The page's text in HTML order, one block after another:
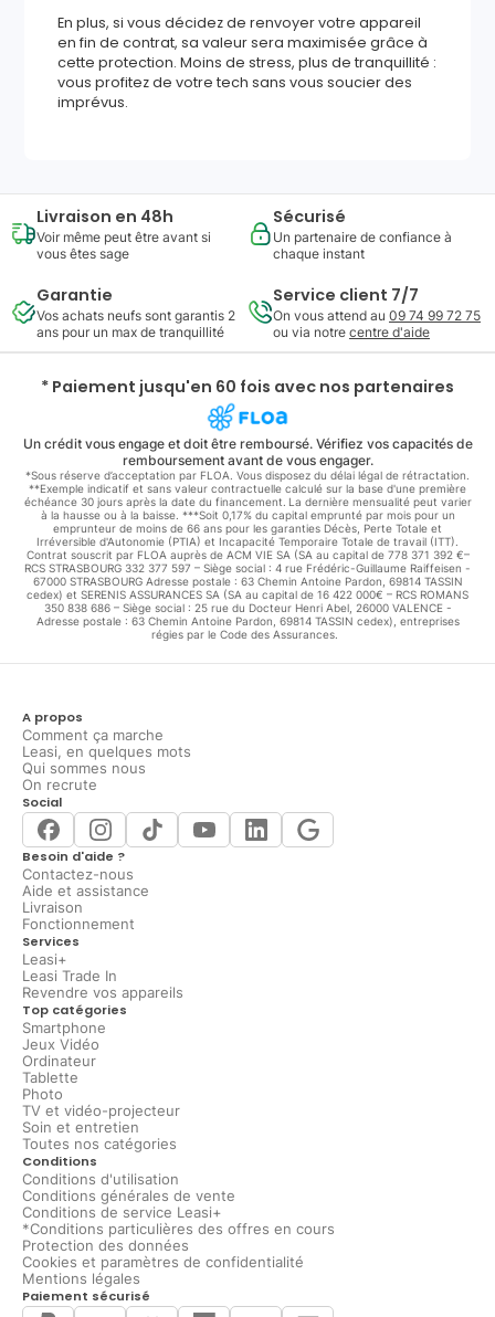
En plus, si vous décidez de renvoyer votre appareil
en fin de contrat, sa valeur sera maximisée grâce à
cette protection. Moins de stress, plus de tranquillité :
vous profitez de votre tech sans vous soucier des
imprévus.
Livraison en 48h
Voir même peut être avant si
vous êtes sage
Sécurisé
Un partenaire de confiance à
chaque instant
Garantie
Vos achats neufs sont garantis 2
ans pour un max de tranquillité
Service client 7/7
On vous attend au 09 74 99 72 75
ou via notre centre d'aide
* Paiement jusqu'en 60 fois avec nos partenaires
Un crédit vous engage et doit être remboursé. Vérifiez vos capacités de
remboursement avant de vous engager.
*Sous réserve d’acceptation par FLOA. Vous disposez du délai légal de rétractation.
**Exemple indicatif et sans valeur contractuelle calculé sur la base d'une première
échéance 30 jours après la date du financement. La dernière mensualité peut varier
à la hausse ou à la baisse. ***Soit 0,17% du capital emprunté par mois pour un
emprunteur de moins de 66 ans pour les garanties Décès, Perte Totale et
Irréversible d'Autonomie (PTIA) et Incapacité Temporaire Totale de travail (ITT).
Contrat souscrit par FLOA auprès de ACM VIE SA (SA au capital de 778 371 392 €–
RCS STRASBOURG 332 377 597 – Siège social : 4 rue Frédéric-Guillaume Raiffeisen -
67000 STRASBOURG Adresse postale : 63 Chemin Antoine Pardon, 69814 TASSIN
cedex) et SERENIS ASSURANCES SA (SA au capital de 16 422 000€ – RCS ROMANS
350 838 686 – Siège social : 25 rue du Docteur Henri Abel, 26000 VALENCE -
Adresse postale : 63 Chemin Antoine Pardon, 69814 TASSIN cedex), entreprises
régies par le Code des Assurances.
A propos
Comment ça marche
Leasi, en quelques mots
Qui sommes nous
On recrute
Social
Besoin d'aide ?
Contactez-nous
Aide et assistance
Livraison
Fonctionnement
Services
Leasi+
Leasi Trade In
Revendre vos appareils
Top catégories
Smartphone
Jeux Vidéo
Ordinateur
Tablette
Photo
TV et vidéo-projecteur
Soin et entretien
Toutes nos catégories
Conditions
Conditions d'utilisation
Conditions générales de vente
Conditions de service Leasi+
*Conditions particulières des offres en cours
Protection des données
Cookies et paramètres de confidentialité
Mentions légales
Paiement sécurisé